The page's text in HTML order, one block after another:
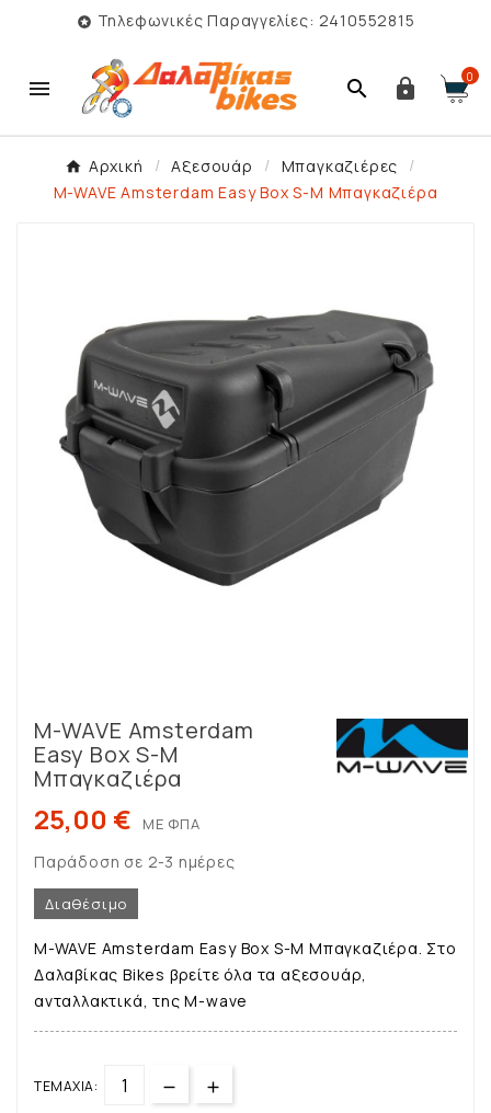
 Τηλεφωνικές Παραγγελίες: 2410552815
   0
Αρχική Αξεσουάρ
Μπαγκαζιέρες
M-WAVE Amsterdam Easy Box S-M Μπαγκαζιέρα
M-WAVE Amsterdam
Easy Box S-M
Μπαγκαζιέρα
25,00 € ΜΕ ΦΠΑ
Παράδοση σε 2-3 ημέρες
Διαθέσιμο
M-WAVE Amsterdam Easy Box S-M Μπαγκαζιέρα. Στο
Δαλαβίκας Bikes βρείτε όλα τα αξεσουάρ,
ανταλλακτικά, της M-wave
ΤΕΜΆΧΙΑ: